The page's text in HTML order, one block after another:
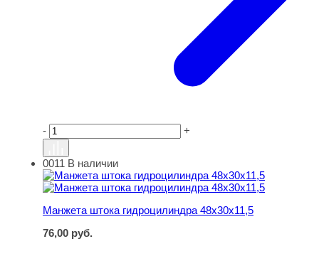
- +
Манжета штока гидроцилиндра 48х30х11,5
0011 В наличии
Манжета штока гидроцилиндра 48х30х11,5
76,00 руб.